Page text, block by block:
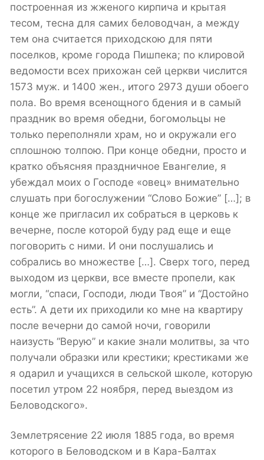
построенная из жженого кирпича и крытая
тесом, тесна для самих беловодчан, а между
тем она считается приходскою для пяти
поселков, кроме города Пишпека; по клировой
ведомости всех прихожан сей церкви числится
1573 муж. и 1400 жен., итого 2973 души обоего
пола. Во время всенощного бдения и в самый
праздник во время обедни, богомольцы не
только переполняли храм, но и окружали его
сплошною толпою. При конце обедни, просто и
кратко объясняя праздничное Евангелие, я
убеждал моих о Господе «овец» внимательно
слушать при богослужении “Слово Божие” […]; в
конце же пригласил их собраться в церковь к
вечерне, после которой буду рад еще и еще
поговорить с ними. И они послушались и
собрались во множестве […]. Сверх того, перед
выходом из церкви, все вместе пропели, как
могли, “спаси, Господи, люди Твоя” и “Достойно
есть”. А дети их приходили ко мне на квартиру
после вечерни до самой ночи, говорили
наизусть “Верую” и какие знали молитвы, за что
получали образки или крестики; крестиками же
я одарил и учащихся в сельской школе, которую
посетил утром 22 ноября, перед выездом из
Беловодского».
Землетрясение 22 июля 1885 года, во время
которого в Беловодском и в Кара-Балтах